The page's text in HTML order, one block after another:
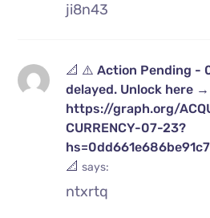
ji8n43
📐 ⚠️ Action Pending -
delayed. Unlock here →
https://graph.org/
CURRENCY-07-23?
📐says:
ntxrtq